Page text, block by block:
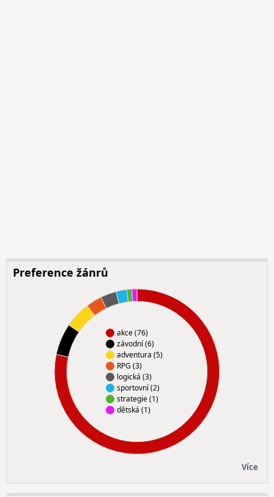
Preference žánrů
akce (76)
závodní (6)
adventura (5)
RPG (3)
logická (3)
sportovní (2)
strategie (1)
dětská (1)
Více